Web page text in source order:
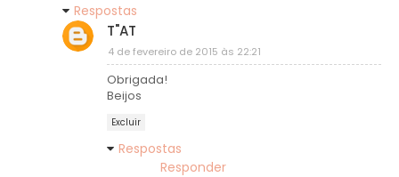
Respostas
T"AT
4 de fevereiro de 2015 às 22:21
Obrigada!
Beijos
Excluir
Respostas
Responder